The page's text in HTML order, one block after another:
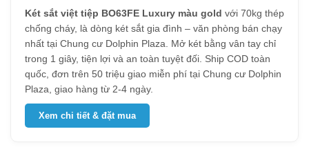
Két sắt việt tiệp BO63FE Luxury màu gold với 70kg thép
chống cháy, là dòng két sắt gia đình – văn phòng bán chạy
nhất tại Chung cư Dolphin Plaza. Mở két bằng vân tay chỉ
trong 1 giây, tiện lợi và an toàn tuyệt đối. Ship COD toàn
quốc, đơn trên 50 triệu giao miễn phí tại Chung cư Dolphin
Plaza, giao hàng từ 2-4 ngày.
Xem chi tiết & đặt mua